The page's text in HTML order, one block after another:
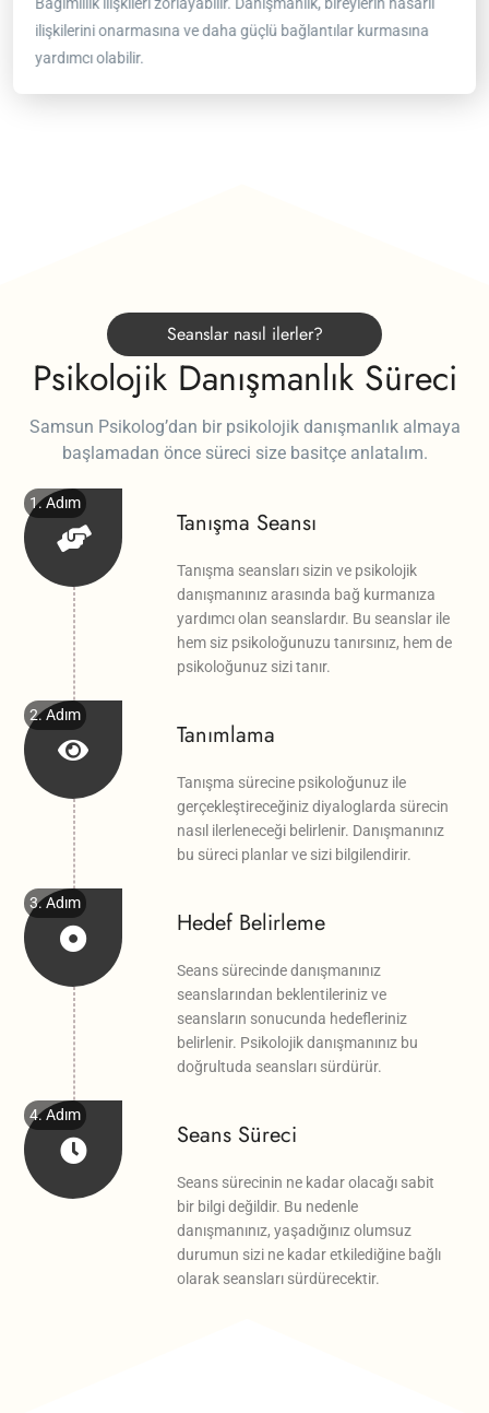
Bağımlılıktan kurtulmak, daha tatmin edici ve doyurucu bir
hayata yol açabilir.
Seanslar nasıl ilerler?
Psikolojik Danışmanlık Süreci
Samsun Psikolog’dan bir psikolojik danışmanlık almaya
başlamadan önce süreci size basitçe anlatalım.
1. Adım
Tanışma Seansı
Tanışma seansları sizin ve psikolojik
danışmanınız arasında bağ kurmanıza
yardımcı olan seanslardır. Bu seanslar ile
hem siz psikoloğunuzu tanırsınız, hem de
psikoloğunuz sizi tanır.
2. Adım
Tanımlama
Tanışma sürecine psikoloğunuz ile
gerçekleştireceğiniz diyaloglarda sürecin
nasıl ilerleneceği belirlenir. Danışmanınız
bu süreci planlar ve sizi bilgilendirir.
3. Adım
Hedef Belirleme
Seans sürecinde danışmanınız
seanslarından beklentileriniz ve
seansların sonucunda hedefleriniz
belirlenir. Psikolojik danışmanınız bu
doğrultuda seansları sürdürür.
4. Adım
Seans Süreci
Seans sürecinin ne kadar olacağı sabit
bir bilgi değildir. Bu nedenle
danışmanınız, yaşadığınız olumsuz
durumun sizi ne kadar etkilediğine bağlı
olarak seansları sürdürecektir.